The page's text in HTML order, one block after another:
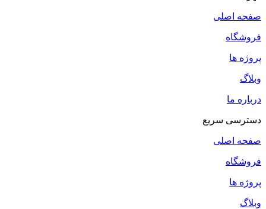
صفحه اصلی
فروشگاه
پروژه ها
وبلاگ
درباره ما
دسترسی سریع
صفحه اصلی
فروشگاه
پروژه ها
وبلاگ